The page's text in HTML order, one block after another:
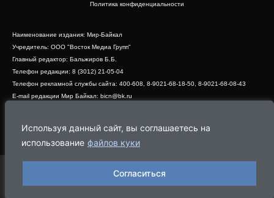
Используя данный сайт, вы соглашаетесь на
использование файлов куки
Согласиться
Политика конфиденциальности
Наименование издания: Мир-Байкал
Учредитель: ООО "Восток Медиа Групп"
Главный редактор: Бальжиров Б.Б.
Телефон редакции: 8 (3012) 21-05-04
Телефон рекламной службы сайта: 400-608, 8-9021-68-18-50, 8-9021-68-08-43
E-mail редакции Мир Байкал: bicn@bk.ru
Адрес редакции: 670000, г. Улан-Удэ, ул. Профсоюзная, дом 44, офис 1